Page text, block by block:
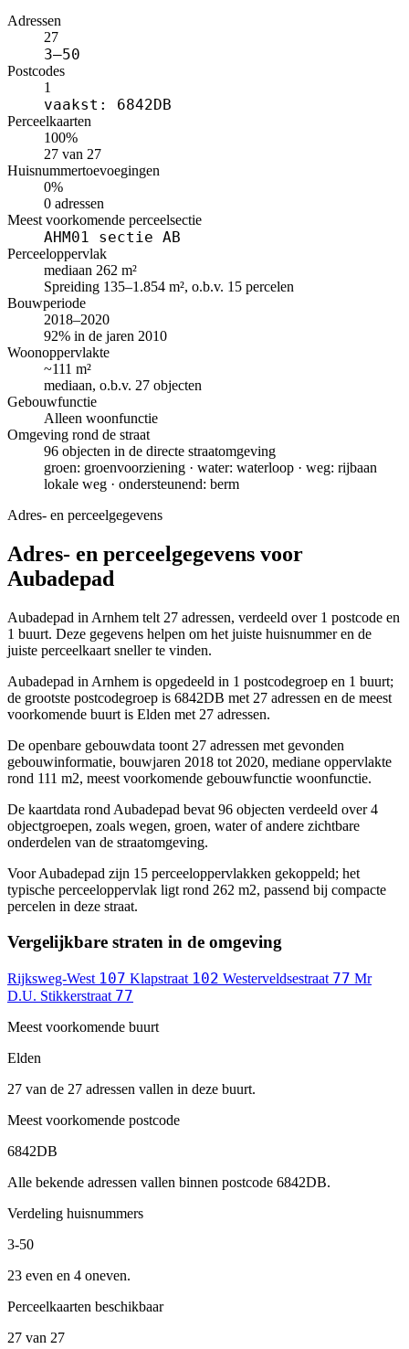
Adressen
27
3–50
Postcodes
1
vaakst: 6842DB
Perceelkaarten
100%
27 van 27
Huisnummertoevoegingen
0%
0 adressen
Meest voorkomende perceelsectie
AHM01 sectie AB
Perceeloppervlak
mediaan 262 m²
Spreiding 135–1.854 m², o.b.v. 15 percelen
Bouwperiode
2018–2020
92% in de jaren 2010
Woonoppervlakte
~111 m²
mediaan, o.b.v. 27 objecten
Gebouwfunctie
Alleen woonfunctie
Omgeving rond de straat
96 objecten in de directe straatomgeving
groen: groenvoorziening · water: waterloop · weg: rijbaan
lokale weg · ondersteunend: berm
Adres- en perceelgegevens
Adres- en perceelgegevens voor
Aubadepad
Aubadepad in Arnhem telt 27 adressen, verdeeld over 1 postcode en
1 buurt. Deze gegevens helpen om het juiste huisnummer en de
juiste perceelkaart sneller te vinden.
Aubadepad in Arnhem is opgedeeld in 1 postcodegroep en 1 buurt;
de grootste postcodegroep is 6842DB met 27 adressen en de meest
voorkomende buurt is Elden met 27 adressen.
De openbare gebouwdata toont 27 adressen met gevonden
gebouwinformatie, bouwjaren 2018 tot 2020, mediane oppervlakte
rond 111 m2, meest voorkomende gebouwfunctie woonfunctie.
De kaartdata rond Aubadepad bevat 96 objecten verdeeld over 4
objectgroepen, zoals wegen, groen, water of andere zichtbare
onderdelen van de straatomgeving.
Voor Aubadepad zijn 15 perceeloppervlakken gekoppeld; het
typische perceeloppervlak ligt rond 262 m2, passend bij compacte
percelen in deze straat.
Vergelijkbare straten in de omgeving
Rijksweg-West 107 Klapstraat 102 Westerveldsestraat 77 Mr
D.U. Stikkerstraat 77
Meest voorkomende buurt
Elden
27 van de 27 adressen vallen in deze buurt.
Meest voorkomende postcode
6842DB
Alle bekende adressen vallen binnen postcode 6842DB.
Verdeling huisnummers
3-50
23 even en 4 oneven.
Perceelkaarten beschikbaar
27 van 27